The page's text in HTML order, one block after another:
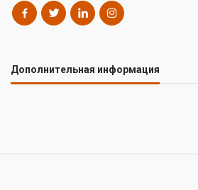
Дополнительная информация